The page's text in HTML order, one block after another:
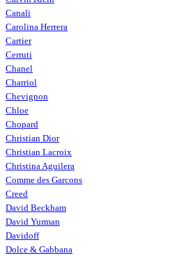
Canali
Carolina Herrera
Cartier
Cerruti
Chanel
Charriol
Chevignon
Chloe
Chopard
Christian Dior
Christian Lacroix
Christina Aguilera
Comme des Garcons
Creed
David Beckham
David Yurman
Davidoff
Dolce & Gabbana